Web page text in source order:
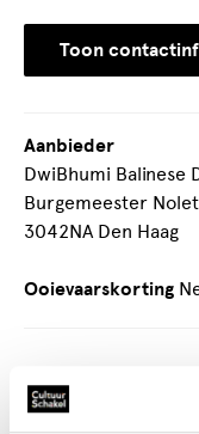
Wij zijn
eiland Bali) en
Toon
Aanbieder
DwiBhumi Balinese
Burgemeester
3042NA Den Haag
Ooievaarskorting